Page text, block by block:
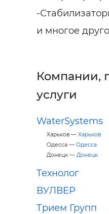
-
и многое
Компании,
услуги
WaterSystems
Харьков — Харьков
Одесса — Одесса
Донецк — Донецк
Технолог
ВУЛВЕР
Трием Групп